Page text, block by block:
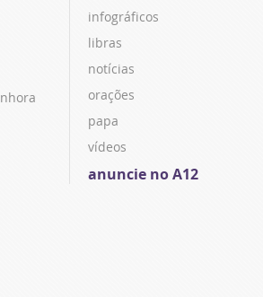
infográficos
libras
notícias
orações
papa
vídeos
anuncie no A12